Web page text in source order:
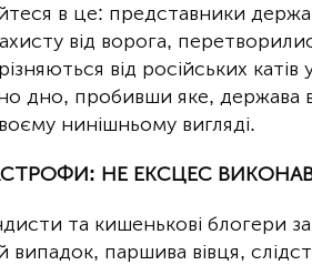
в це: представники
від ворога,
від російських
дно, пробивши яке, держава
нинішньому вигляді.
НЕ ЕКСЦЕС
та кишенькові блогери
паршива вівця,